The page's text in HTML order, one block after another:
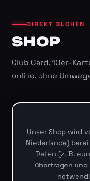
DIREKT BUCHEN
SHOP
Club Card, 10er-
online, ohne
Unser Shop wird
Niederlande)
Daten (z. B.
übertragen